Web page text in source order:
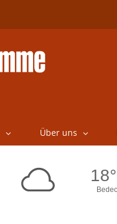
Über uns